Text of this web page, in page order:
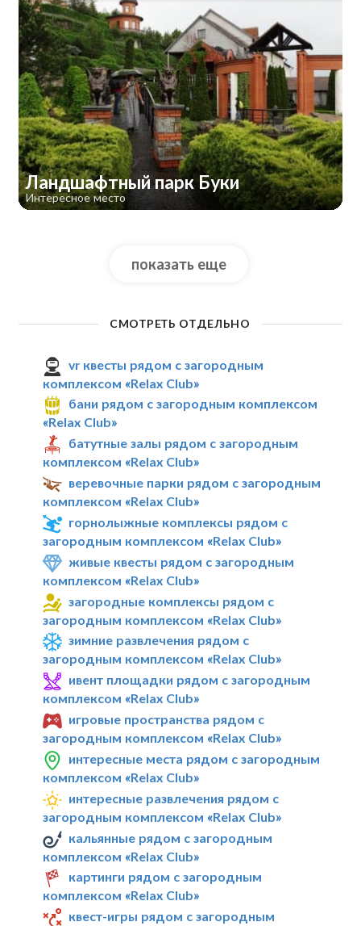
Ландшафтный парк Буки
Интересное место
показать еще
СМОТРЕТЬ ОТДЕЛЬНО
vr квесты рядом с загородным
комплексом «Relax Club»
бани рядом с загородным комплексом
«Relax Club»
батутные залы рядом с загородным
комплексом «Relax Club»
веревочные парки рядом с загородным
комплексом «Relax Club»
горнолыжные комплексы рядом с
загородным комплексом «Relax Club»
живые квесты рядом с загородным
комплексом «Relax Club»
загородные комплексы рядом с
загородным комплексом «Relax Club»
зимние развлечения рядом с
загородным комплексом «Relax Club»
ивент площадки рядом с загородным
комплексом «Relax Club»
игровые пространства рядом с
загородным комплексом «Relax Club»
интересные места рядом с загородным
комплексом «Relax Club»
интересные развлечения рядом с
загородным комплексом «Relax Club»
кальянные рядом с загородным
комплексом «Relax Club»
картинги рядом с загородным
комплексом «Relax Club»
квест-игры рядом с загородным